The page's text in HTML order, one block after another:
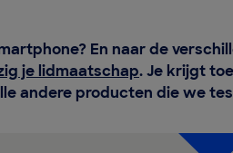
En naar de
je lidmaatschap. Je krijgt
andere producten die we